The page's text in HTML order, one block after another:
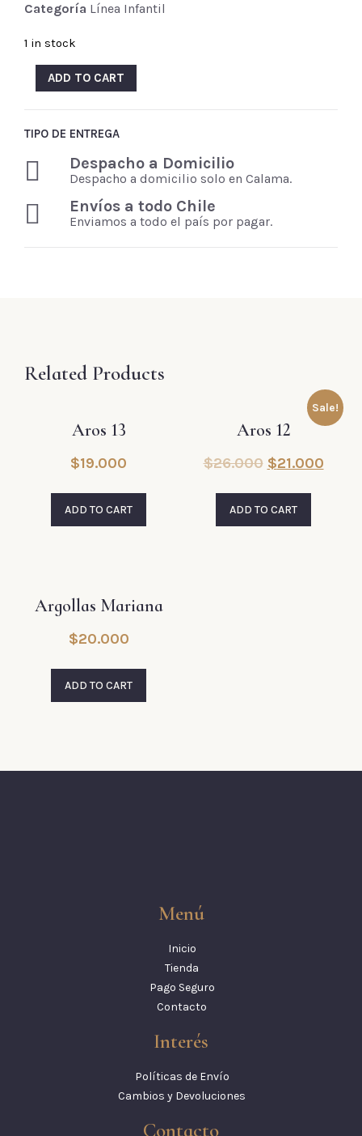
Categoría Línea Infantil
1 in stock
ADD TO CART
TIPO DE ENTREGA
Despacho a Domicilio
Despacho a domicilio solo en Calama.
Envíos a todo Chile
Enviamos a todo el país por pagar.
Related Products
Aros 13
$19.000
ADD TO CART
Sale!
Aros 12
$26.000 $21.000
ADD TO CART
Argollas Mariana
$20.000
ADD TO CART
Menú
Inicio
Tienda
Pago Seguro
Contacto
Interés
Políticas de Envío
Cambios y Devoluciones
Contacto